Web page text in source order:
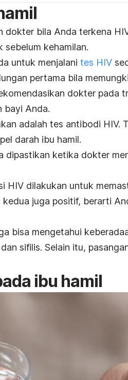
dokter bila Anda terkena
sebelum kehamilan.
untuk menjalani tes HIV
pertama bila
dokter pada
bayi Anda.
adalah tes antibodi HIV.
darah ibu hamil.
dipastikan ketika dokter
HIV dilakukan untuk
kedua juga positif, berarti
bisa mengetahui
sifilis. Selain itu,
ibu hamil